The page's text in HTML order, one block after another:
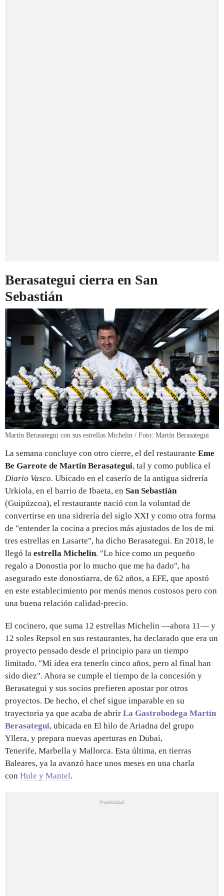
Berasategui cierra en San
Sebastián
Martín Berasategui con sus estrellas Michelin / Foto: Martín Berasategui
La semana concluye con otro cierre, el del restaurante Eme
Be Garrote de Martin Berasategui, tal y como publica el
Diario Vasco. Ubicado en el caserío de la antigua sidrería
Urkiola, en el barrio de Ibaeta, en San Sebastián
(Guipúzcoa), el restaurante nació con la voluntad de
convertirse en una sidrería del siglo XXI y como otra forma
de "entender la cocina a precios más ajustados de los de mi
tres estrellas en Lasarte", ha dicho Berasategui. En 2018, le
llegó la estrella Michelin. "Lo hice como un pequeño
regalo a Donostia por lo mucho que me ha dado", ha
asegurado este donostiarra, de 62 años, a EFE, que apostó
en este establecimiento por menús menos costosos pero con
una buena relación calidad-precio.
El cocinero, que suma 12 estrellas Michelin —ahora 11— y
12 soles Repsol en sus restaurantes, ha declarado que era un
proyecto pensado desde el principio para un tiempo
limitado. "Mi idea era tenerlo cinco años, pero al final han
sido diez". Ahora se cumple el tiempo de la concesión y
Berasategui y sus socios prefieren apostar por otros
proyectos. De hecho, el chef sigue imparable en su
trayectoria ya que acaba de abrir La Gastrobodega Martín
Berasategui, ubicada en El hilo de Ariadna del grupo
Yllera, y prepara nuevas aperturas en Dubai,
Tenerife, Marbella y Mallorca. Esta última, en tierras
Baleares, ya la avanzó hace unos meses en una charla
con Hule y Mantel.